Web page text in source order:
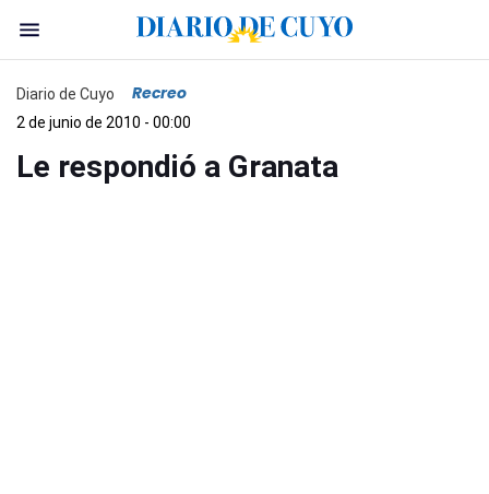
Diario de Cuyo Recreo
2 de junio de 2010 - 00:00
Le respondió a Granata